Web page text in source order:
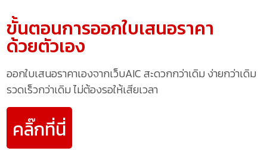
ขั้นตอนการออกใบเสนอราคา
ด้วยตัวเอง
ออกใบเสนอราคาเองจากเว็บAIC สะดวกกว่าเดิม ง่ายกว่าเดิม
รวดเร็วกว่าเดิม ไม่ต้องรอให้เสียเวลา
คลิ๊กที่นี่